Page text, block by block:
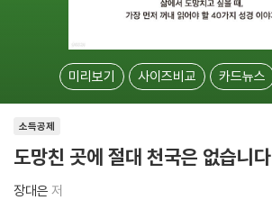
미리보기 사이즈비교 카드뉴스
소득공제
도망친 곳에 절대 천국은 없습니다
장대은 저